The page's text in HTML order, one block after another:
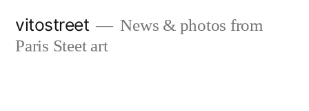
vitostreet
News & photos from
Paris Steet art